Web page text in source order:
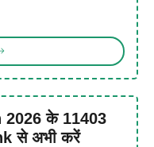
के 11403
से अभी करें